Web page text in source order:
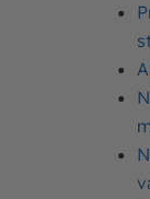
Povrće